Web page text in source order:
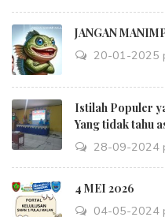
JANGAN
20-01-2025
Istilah Populer
Yang tidak tahu
28-09-2024
4 MEI 2026
04-05-2024